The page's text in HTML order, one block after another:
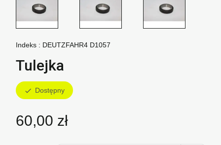
Indeks : DEUTZFAHR4 D1057
Tulejka
check Dostępny
60,00 zł